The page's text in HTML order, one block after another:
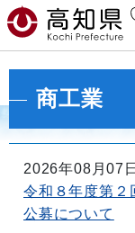
商工業
2026年08月07日
令和８年度第２
公募について